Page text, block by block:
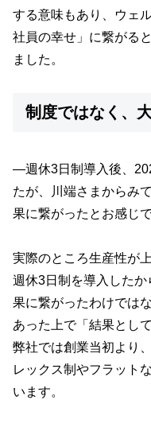
する意味もあり、ウェ
社員の幸せ」に繋がる
ました。
制度ではなく、
—週休3日制導入後、
たが、川端さまからみ
果に繋がったとお感じ
実際のところ生産性が
週休3日制を導入した
果に繋がったわけでは
あった上で「結果とし
弊社では創業当初より
レックス制やフラット
います。